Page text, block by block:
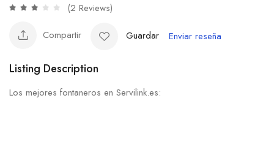
(2 Reviews)
Compartir Guardar Enviar reseña
Listing Description
Los mejores fontaneros en Servilink.es: